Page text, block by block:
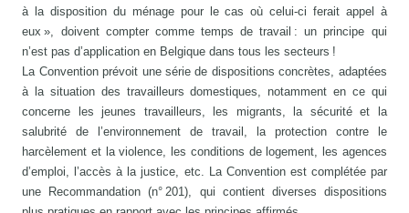
à la disposition du ménage pour le cas où celui-ci ferait appel à
eux », doivent compter comme temps de travail : un principe qui
n’est pas d’application en Belgique dans tous les secteurs !
La Convention prévoit une série de dispositions concrètes, adaptées
à la situation des travailleurs domestiques, notamment en ce qui
concerne les jeunes travailleurs, les migrants, la sécurité et la
salubrité de l’environnement de travail, la protection contre le
harcèlement et la violence, les conditions de logement, les agences
d’emploi, l’accès à la justice, etc. La Convention est complétée par
une Recommandation (n° 201), qui contient diverses dispositions